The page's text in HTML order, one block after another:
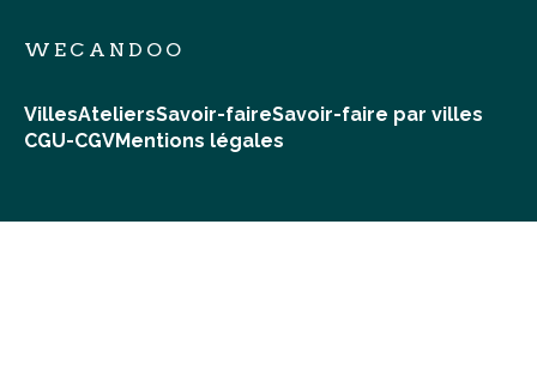
WECANDOO
VillesAteliersSavoir-faireSavoir-faire par villes
CGU-CGVMentions légales